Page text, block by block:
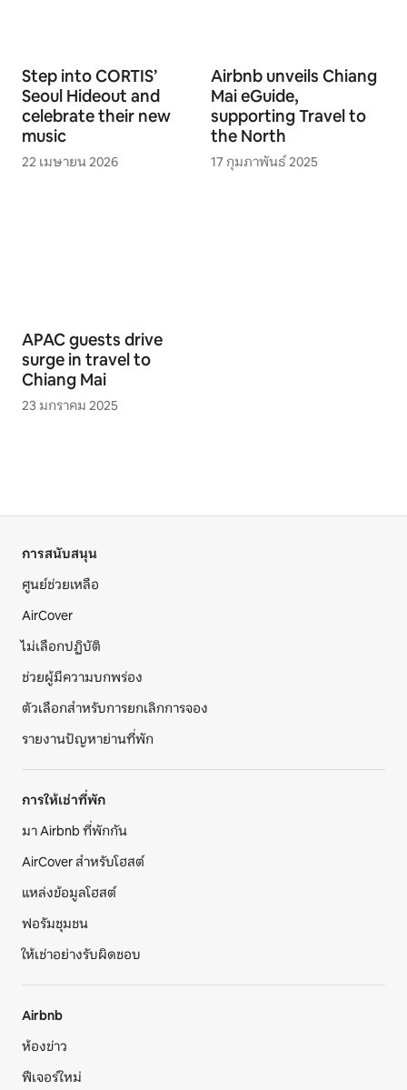
Step into CORTIS’
Seoul Hideout and
celebrate their new
music
22 เมษายน 2026
Airbnb unveils Chiang
Mai eGuide,
supporting Travel to
the North
17 กุมภาพันธ์ 2025
APAC guests drive
surge in travel to
Chiang Mai
23 มกราคม 2025
การสนับสนุน
ศูนย์ช่วยเหลือ
AirCover
ไม่เลือกปฏิบัติ
ช่วยผู้มีความบกพร่อง
ตัวเลือกสำหรับการยกเลิกการจอง
รายงานปัญหาย่านที่พัก
การให้เช่าที่พัก
มา Airbnb ที่พักกัน
AirCover สำหรับโฮสต์
แหล่งข้อมูลโฮสต์
ฟอรัมชุมชน
ให้เช่าอย่างรับผิดชอบ
Airbnb
ห้องข่าว
ฟีเจอร์ใหม่